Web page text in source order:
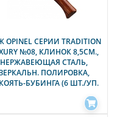
OPINEL СЕРИИ TRADITION
№08, КЛИНОК 8,5СМ.,
НЕРЖАВЕЮЩАЯ СТАЛЬ,
ПОЛИРОВКА,
БУБИНГА (6 ШТ./УП.